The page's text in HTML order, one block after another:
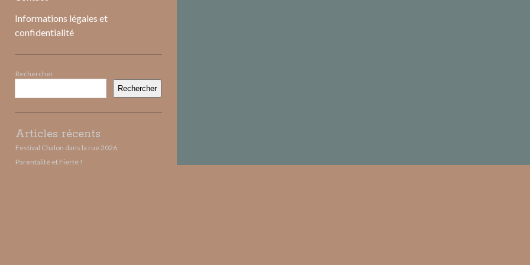
Informations légales et
confidentialité
Rechercher
Rechercher
Articles récents
Festival Chalon dans la rue 2026
Parentalité et Fierté !